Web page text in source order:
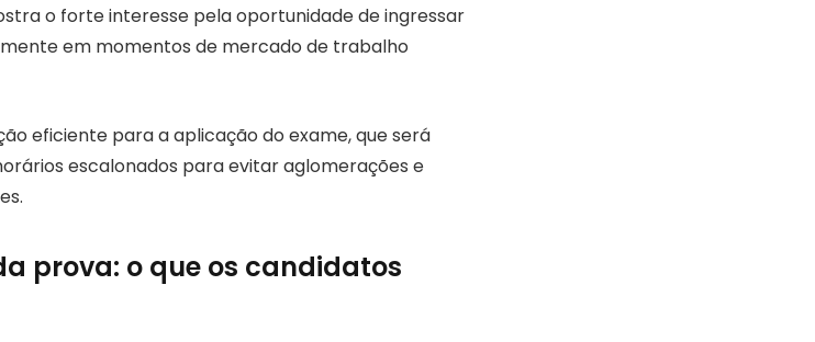
o forte interesse pela oportunidade de ingressar
em momentos de mercado de trabalho
eficiente para a aplicação do exame, que será
escalonados para evitar aglomerações e
prova: o que os candidatos